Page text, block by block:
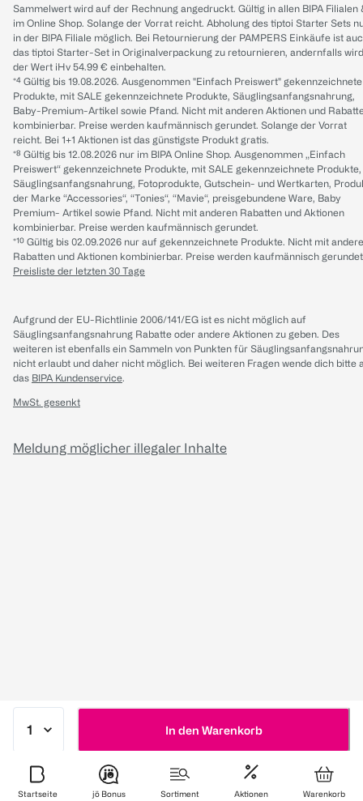
In den Warenkorb
Sammelwert wird auf der Rechnung angedruckt. Gültig in allen BIPA Filialen
im Online Shop. Solange der Vorrat reicht. Abholung des tiptoi Starter Sets
in der BIPA Filiale möglich. Bei Retournierung der PAMPERS Einkäufe ist
das tiptoi Starter-Set in Originalverpackung zu retournieren, andernfalls wird
der Wert iHv 54.99 € einbehalten.
*⁴ Gültig bis 19.08.2026. Ausgenommen "Einfach Preiswert" gekennzeichnete
Produkte, mit SALE gekennzeichnete Produkte, Säuglingsanfangsnahrung,
Baby-Premium-Artikel sowie Pfand. Nicht mit anderen Aktionen und
kombinierbar. Preise werden kaufmännisch gerundet. Solange der Vorrat
reicht. Bei 1+1 Aktionen ist das günstigste Produkt gratis.
*⁸ Gültig bis 12.08.2026 nur im BIPA Online Shop. Ausgenommen „Einfach
Preiswert“ gekennzeichnete Produkte, mit SALE gekennzeichnete Produkte,
Säuglingsanfangsnahrung, Fotoprodukte, Gutschein- und Wertkarten,
der Marke “Accessories“, “Tonies“, “Mavie“, preisgebundene Ware, Baby
Premium- Artikel sowie Pfand. Nicht mit anderen Rabatten und Aktionen
kombinierbar. Preise werden kaufmännisch gerundet.
*¹⁰ Gültig bis 02.09.2026 nur auf gekennzeichnete Produkte. Nicht mit
Rabatten und Aktionen kombinierbar. Preise werden kaufmännisch
Preisliste der letzten 30 Tage
Aufgrund der EU-Richtlinie 2006/141/EG ist es nicht möglich auf
Säuglingsanfangsnahrung Rabatte oder andere Aktionen zu geben. Des
weiteren ist ebenfalls ein Sammeln von Punkten für
nicht erlaubt und daher nicht möglich. Bei weiteren Fragen wende dich bitte
das BIPA Kundenservice.
MwSt. gesenkt
Meldung möglicher illegaler Inhalte
Startseite jö Bonus Sortiment Aktionen Warenkorb